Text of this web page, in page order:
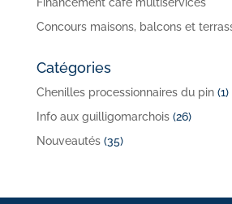
Financement café multiservices
Concours maisons, balcons et
Catégories
Chenilles processionnaires du pin(1)
Info aux guilligomarchois(26)
Nouveautés(35)